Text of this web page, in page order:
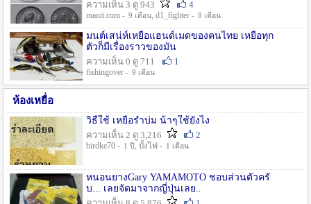
ความเห็น 3 ดู 943
4
manit.com - 9 เดือน, d1_fighter - 8 เดือน
มนต์เสน่ห์เหยื่อแฮนด์เมดของคนไทย เหยื่อทุก
ตัวก็มีเรื่องราวของมัน
ความเห็น 0 ดู 711
1
fishingover - 9 เดือน
ห้องเหยื่อ
วิธืใช้ เหยื่อรำบ่ม น้าๆใช้ยังไง
ความเห็น 2 ดู 3,216
2
birdke70 - 1 ปี , บั้งไฟ - 1 เดือน
หนอนยางGary YAMAMOTO ชอบส่วนตัวครั
บ... เลยจัดมาจากญี่ปุ่นเลย..